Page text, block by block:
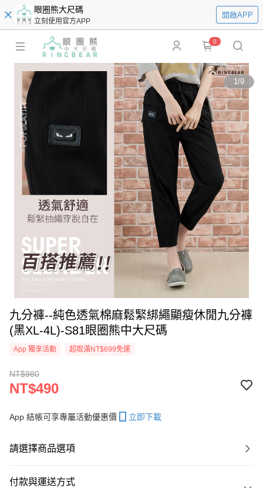
眼圈熊大尺碼
立刻使用官方APP
開啟APP
0
1/9
九分褲--純色透氣棉麻鬆緊綁繩顯瘦休閒九分褲
(黑XL-4L)-S81眼圈熊中大尺碼
App 獨享活動 超取滿NT$699免運
NT$980
NT$490
App 結帳可享專屬活動優惠價 立即下載
請選擇商品選項
付款與運送方式